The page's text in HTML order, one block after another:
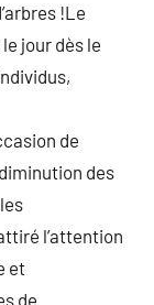
!Le
jour dès le
de
des
l’attention
et
de